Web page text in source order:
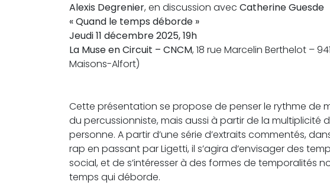
Alexis Degrenier, en discussion avec Catherine Guesde
« Quand le temps déborde »
Jeudi 11 décembre 2025, 19h
La Muse en Circuit – CNCM, 18 rue Marcelin Berthelot –
Maisons-Alfort)
Cette présentation se propose de penser le rythme de
du percussionniste, mais aussi à partir de la multiplicité
personne. A partir d’une série d’extraits commentés,
rap en passant par Ligetti, il s’agira d’envisager des
social, et de s’intéresser à des formes de temporalités
temps qui déborde.